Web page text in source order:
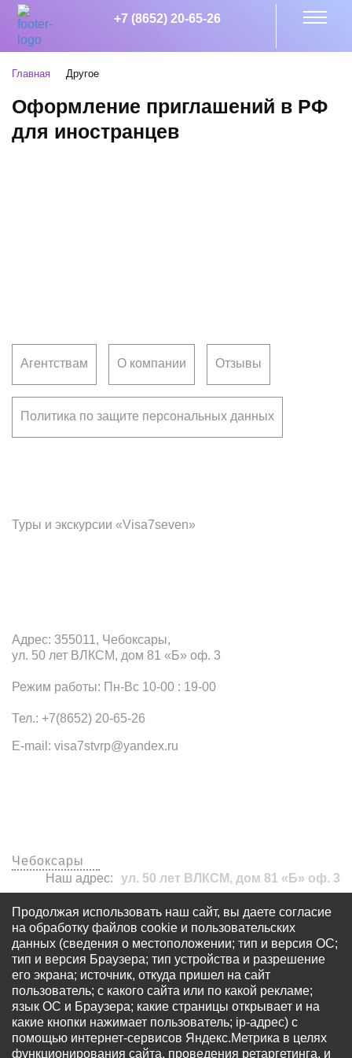
+7 (8652) 20-65-26
Главная Другое
Оформление приглашений в РФ
для иностранцев
Адрес: 355011, Чебоксары,
ул. 50 лет ВЛКСМ, дом 81 «Б» оф. 3
Режим работы: Пн-Вс 10-00 : 19-00
Тел.: +7(8652) 20-65-26
E-mail: visa7stvrp@yandex.ru
Агентствам О компании Отзывы
Политика по защите персональных данных
Туры и экскурсии «Visa7seven»
Чебоксары
Наш адрес:
ул. 50 лет ВЛКСМ, дом 81 «Б» оф. 3
visa7stvrp@yandex.ru
+7 (8652) 20-65-26
© Все права защищены - OOO «Многопрофильный
визовый центр «Виза 7» Запрещается использование
Продолжая использовать наш сайт, вы даете согласие
на обработку файлов cookie и пользовательских
данных (сведения о местоположении; тип и версия ОС;
тип и версия Браузера; тип устройства и разрешение
его экрана; источник, откуда пришел на сайт
пользователь; с какого сайта или по какой рекламе;
язык ОС и Браузера; какие страницы открывает и на
какие кнопки нажимает пользователь; ip-адрес) с
помощью интернет-сервисов Яндекс.Метрика в целях
функционирования сайта, проведения ретаргетинга, и